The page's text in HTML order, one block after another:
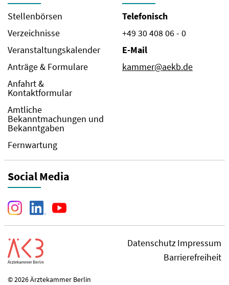
Stellenbörsen
Verzeichnisse
Veranstaltungskalender
Anträge & Formulare
Anfahrt &
Kontaktformular
Amtliche
Bekanntmachungen und
Bekanntgaben
Fernwartung
Telefonisch
+49 30 408 06 - 0
E-Mail
kammer@aekb.de
Social Media
DatenschutzImpressum
Barrierefreiheit
© 2026 Ärztekammer Berlin